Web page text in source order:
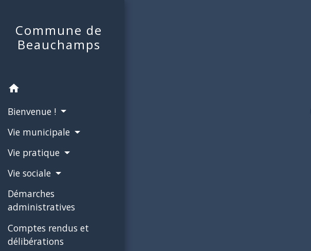
Commune de
Beauchamps
home
Bienvenue !
Vie municipale
Vie pratique
Vie sociale
Démarches
administratives
Comptes rendus et
délibérations